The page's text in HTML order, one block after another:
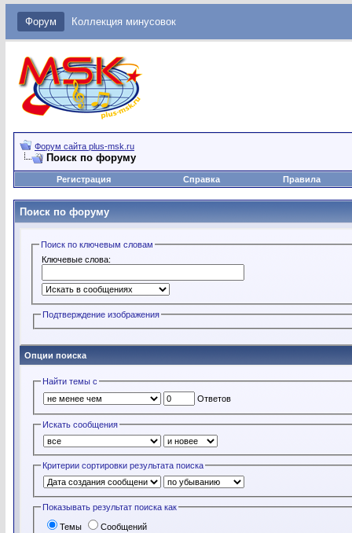
Форум Коллекция минусовок
Форум сайта plus-msk.ru
Поиск по форуму
Регистрация Справка Правила
Поиск по форуму
Поиск по ключевым словам
Ключевые слова:
Подтверждение изображения
Опции поиска
Найти темы с
Ответов
Искать сообщения
Критерии сортировки результата поиска
Показывать результат поиска как
Темы Сообщений